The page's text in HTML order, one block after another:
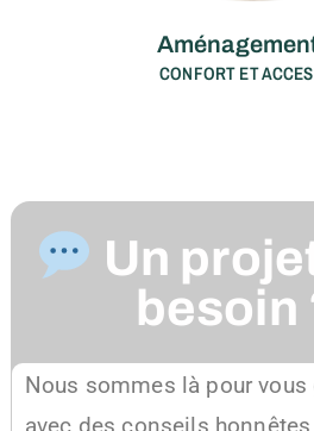
CONFORT ET
Un
besoin
Nous sommes là pour vous